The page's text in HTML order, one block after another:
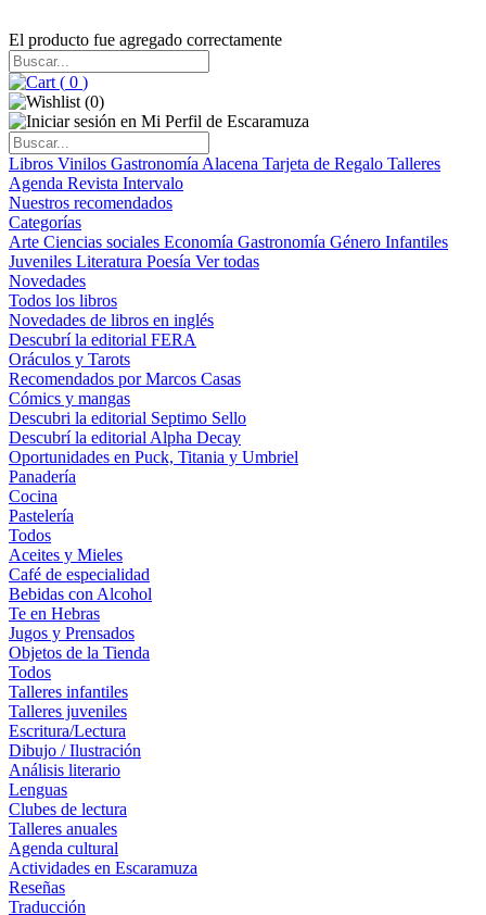
El producto fue agregado correctamente
( 0 )
(0)
Libros Vinilos Gastronomía Alacena Tarjeta de Regalo Talleres
Agenda Revista Intervalo
Nuestros recomendados
Categorías
Arte Ciencias sociales Economía Gastronomía Género Infantiles
Juveniles Literatura Poesía Ver todas
Novedades
Todos los libros
Novedades de libros en inglés
Descubrí la editorial FERA
Oráculos y Tarots
Recomendados por Marcos Casas
Cómics y mangas
Descubri la editorial Septimo Sello
Descubrí la editorial Alpha Decay
Oportunidades en Puck, Titania y Umbriel
Panadería
Cocina
Pastelería
Todos
Aceites y Mieles
Café de especialidad
Bebidas con Alcohol
Te en Hebras
Jugos y Prensados
Objetos de la Tienda
Todos
Talleres infantiles
Talleres juveniles
Escritura/Lectura
Dibujo / Ilustración
Análisis literario
Lenguas
Clubes de lectura
Talleres anuales
Agenda cultural
Actividades en Escaramuza
Reseñas
Traducción